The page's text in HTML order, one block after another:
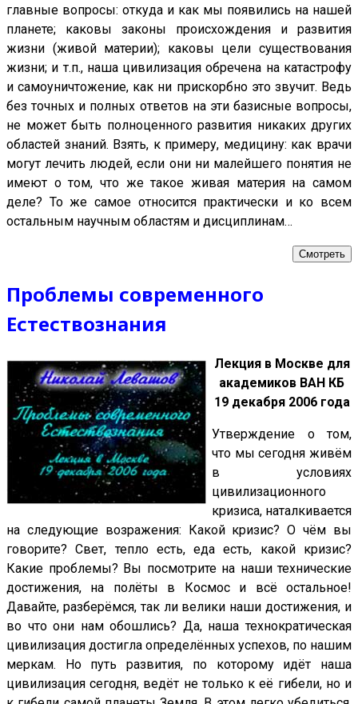
главные вопросы: откуда и как мы появились на нашей
планете; каковы законы происхождения и развития
жизни (живой материи); каковы цели существования
жизни; и т.п., наша цивилизация обречена на катастрофу
и самоуничтожение, как ни прискорбно это звучит. Ведь
без точных и полных ответов на эти базисные вопросы,
не может быть полноценного развития никаких других
областей знаний. Взять, к примеру, медицину: как врачи
могут лечить людей, если они ни малейшего понятия не
имеют о том, что же такое живая материя на самом
деле? То же самое относится практически и ко всем
остальным научным областям и дисциплинам…
Смотреть
Проблемы современного
Естествознания
Лекция в Москве для
академиков ВАН КБ
19 декабря 2006 года
Утверждение о том,
что мы сегодня живём
в условиях
цивилизационного
кризиса, наталкивается
на следующие возражения: Какой кризис? О чём вы
говорите? Свет, тепло есть, еда есть, какой кризис?
Какие проблемы? Вы посмотрите на наши технические
достижения, на полёты в Космос и всё остальное!
Давайте, разберёмся, так ли велики наши достижения, и
во что они нам обошлись? Да, наша технократическая
цивилизация достигла определённых успехов, по нашим
меркам. Но путь развития, по которому идёт наша
цивилизация сегодня, ведёт не только к её гибели, но и